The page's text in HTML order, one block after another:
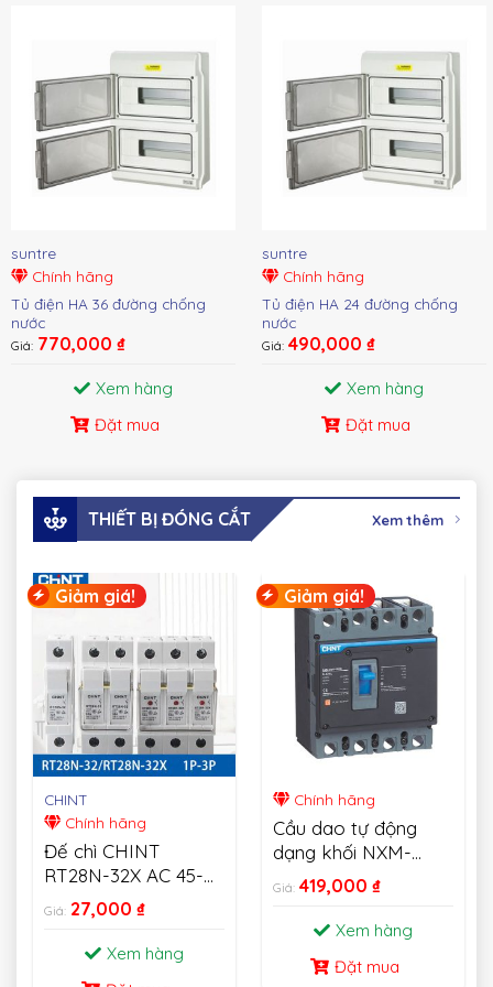
suntre
Chính hãng
Tủ điện HA 36 đường chống
nước
Giá: 770,000 ₫
Xem hàng
Đặt mua
suntre
Chính hãng
Tủ điện HA 24 đường chống
nước
Giá: 490,000 ₫
Xem hàng
Đặt mua
THIẾT BỊ ĐÓNG CẮT Xem thêm
Giảm giá!
CHINT
Chính hãng
Đế chì CHINT
RT28N-32X AC 45-
62HZ 500V Fusible
Cutout 1P 2P 3P
Giá: 27,000 ₫
Xem hàng
Giảm giá!
Chính hãng
Cầu dao tự động
dạng khối NXM-
MCCB CHINT
Giá: 419,000 ₫
Xem hàng
Đặt mua